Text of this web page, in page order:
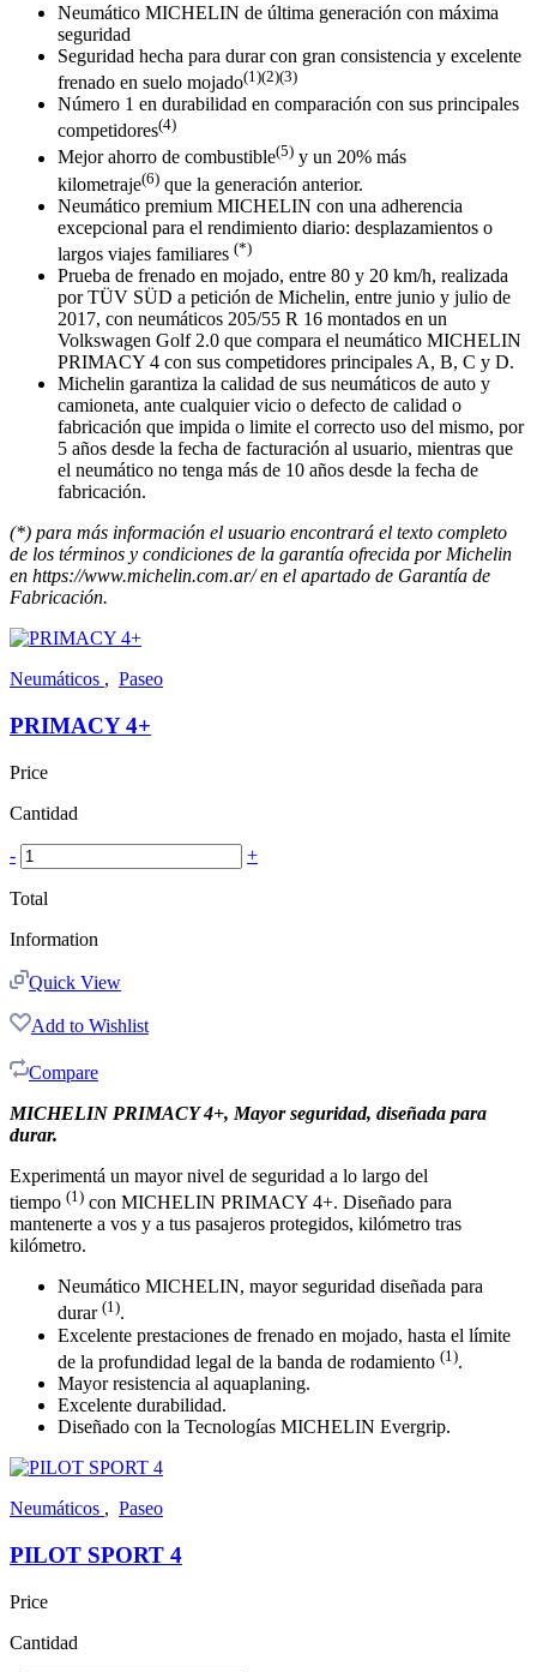
Neumático MICHELIN de última generación con máxima
seguridad
Seguridad hecha para durar con gran consistencia y excelente
frenado en suelo mojado(1)(2)(3)
Número 1 en durabilidad en comparación con sus principales
competidores(4)
Mejor ahorro de combustible(5) y un 20% más
kilometraje(6) que la generación anterior.
Neumático premium MICHELIN con una adherencia
excepcional para el rendimiento diario: desplazamientos o
largos viajes familiares (*)
Prueba de frenado en mojado, entre 80 y 20 km/h, realizada
por TÜV SÜD a petición de Michelin, entre junio y julio de
2017, con neumáticos 205/55 R 16 montados en un
Volkswagen Golf 2.0 que compara el neumático MICHELIN
PRIMACY 4 con sus competidores principales A, B, C y D.
Michelin garantiza la calidad de sus neumáticos de auto y
camioneta, ante cualquier vicio o defecto de calidad o
fabricación que impida o limite el correcto uso del mismo, por
5 años desde la fecha de facturación al usuario, mientras que
el neumático no tenga más de 10 años desde la fecha de
fabricación.
(*) para más información el usuario encontrará el texto completo
de los términos y condiciones de la garantía ofrecida por Michelin
en https://www.michelin.com.ar/ en el apartado de Garantía de
Fabricación.
Neumáticos , Paseo
PRIMACY 4+
Price
Cantidad
- +
Total
Information
Quick View
Add to Wishlist
Compare
MICHELIN PRIMACY 4+, Mayor seguridad, diseñada para
durar.
Experimentá un mayor nivel de seguridad a lo largo del
tiempo (1) con MICHELIN PRIMACY 4+. Diseñado para
mantenerte a vos y a tus pasajeros protegidos, kilómetro tras
kilómetro.
Neumático MICHELIN, mayor seguridad diseñada para
durar (1).
Excelente prestaciones de frenado en mojado, hasta el límite
de la profundidad legal de la banda de rodamiento (1).
Mayor resistencia al aquaplaning.
Excelente durabilidad.
Diseñado con la Tecnologías MICHELIN Evergrip.
Neumáticos , Paseo
PILOT SPORT 4
Price
Cantidad